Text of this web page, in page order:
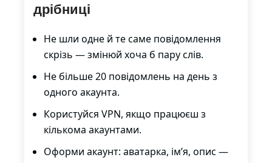
дрібниці
Не шли одне й те саме повідомлення
скрізь — змінюй хоча б пару слів.
Не більше 20 повідомлень на день з
одного акаунта.
Користуйся VPN, якщо працюєш з
кількома акаунтами.
Оформи акаунт: аватарка, ім’я, опис —